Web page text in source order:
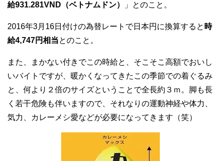
給931.281VND（ベトナムドン）
」とのこと。
2016年3月16日付けの為替レートで日本円に換算すると 時
給4,747円相当とのこと。
また、まかない付きでこの時給と、そこそこ高額でおいし
いバイトですが、暖かくなってきたこの季節での着ぐるみ
と、何より２倍のサイズということで全長約３ｍ。脚も長
く若干危険も伴いますので、それなりの運動神経や体力、
気力、カレーメシ愛などが必要になってきます（笑）